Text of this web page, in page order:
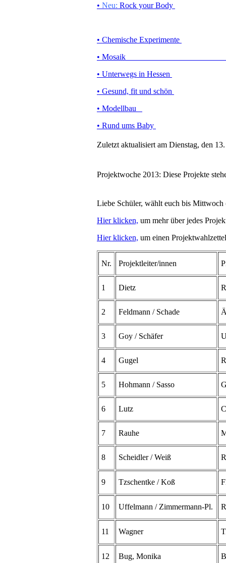
• Neu: Rock your Body
• Chemische Experimente
• Mosaik
• Unterwegs in Hessen
• Gesund, fit und schön
• Modellbau
• Rund ums Baby
Zuletzt aktualisiert am Dienstag, den
Projektwoche 2013: Diese Projekte
Liebe Schüler, wählt euch bis Mittwoch
Hier klicken, um mehr über jedes
Hier klicken, um einen
Nr. Projektleiter/innen
1 Dietz
2 Feldmann / Schade
3 Goy / Schäfer
4 Gugel
5 Hohmann / Sasso
6 Lutz
7 Rauhe
8 Scheidler / Weiß
9 Tzschentke / Koß
10 Uffelmann / Zimmermann-Pl.
11 Wagner
12 Bug, Monika